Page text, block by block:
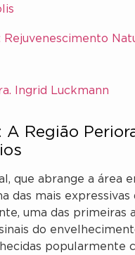
Rejuvenescimento
Ingrid Luckmann
A Região
que abrange a área
das mais expressivas
uma das primeiras a
do
popularmente